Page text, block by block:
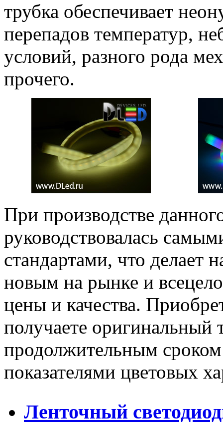
трубка обеспечивает
перепадов температур,
условий, разного рода
прочего.
При производстве
руководствовалась
стандартами, что делает
новым на рынке и
цены и качества.
получаете оригинальный
продолжительным
показателями цветовых
Ленточный